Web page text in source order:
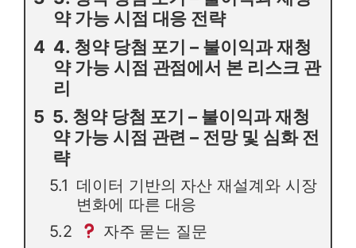
약 가능 시점 대응 전략
4. 청약 당첨 포기 – 불이익과 재청
약 가능 시점 관점에서 본 리스크 관
리
5. 청약 당첨 포기 – 불이익과 재청
약 가능 시점 관련 – 전망 및 심화 전
략
데이터 기반의 자산 재설계와 시장
변화에 따른 대응
자주 묻는 질문